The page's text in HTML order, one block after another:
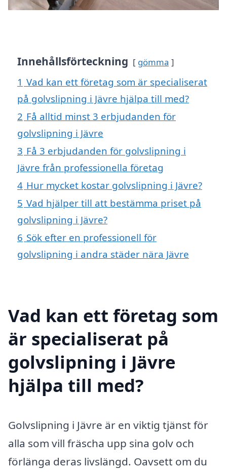
Innehållsförteckning gömma
1 Vad kan ett företag som är specialiserat
på golvslipning i Jävre hjälpa till med?
2 Få alltid minst 3 erbjudanden för
golvslipning i Jävre
3 Få 3 erbjudanden för golvslipning i
Jävre från professionella företag
4 Hur mycket kostar golvslipning i Jävre?
5 Vad hjälper till att bestämma priset på
golvslipning i Jävre?
6 Sök efter en professionell för
golvslipning i andra städer nära Jävre
Vad kan ett företag som
är specialiserat på
golvslipning i Jävre
hjälpa till med?
Golvslipning i Jävre är en viktig tjänst för
alla som vill fräscha upp sina golv och
förlänga deras livslängd. Oavsett om du